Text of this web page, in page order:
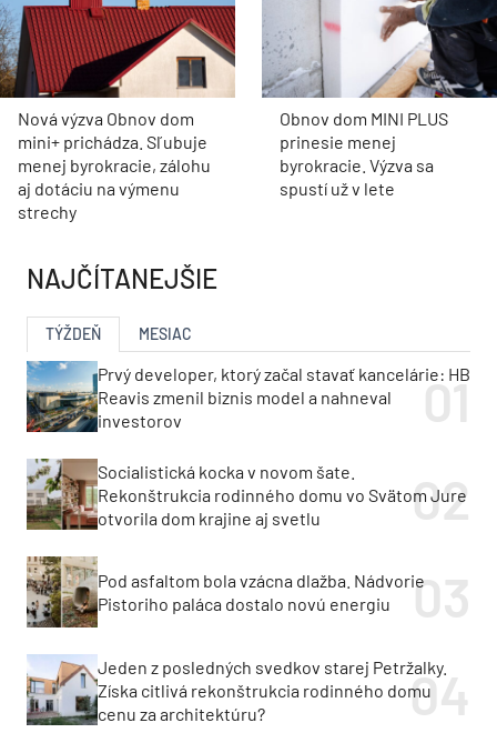
Nová výzva Obnov dom
mini+ prichádza. Sľubuje
menej byrokracie, zálohu
aj dotáciu na výmenu
strechy
Obnov dom MINI PLUS
prinesie menej
byrokracie. Výzva sa
spustí už v lete
NAJČÍTANEJŠIE
TÝŽDEŇ MESIAC
Prvý developer, ktorý začal stavať kancelárie: HB
Reavis zmenil biznis model a nahneval
investorov
Socialistická kocka v novom šate.
Rekonštrukcia rodinného domu vo Svätom Jure
otvorila dom krajine aj svetlu
Pod asfaltom bola vzácna dlažba. Nádvorie
Pistoriho paláca dostalo novú energiu
Jeden z posledných svedkov starej Petržalky.
Získa citlivá rekonštrukcia rodinného domu
cenu za architektúru?